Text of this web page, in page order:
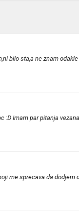
bilo sta,a ne znam
Imam par pitanja
me sprecava da